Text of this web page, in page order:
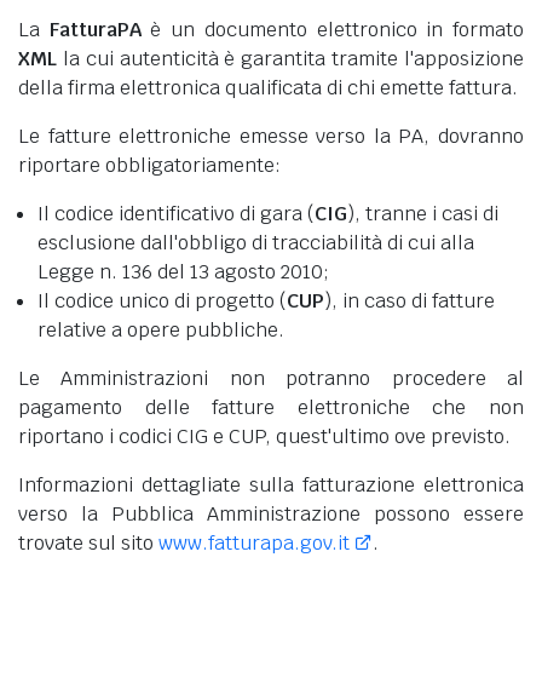
La FatturaPAè un documento elettronico in formato
XML la cui autenticità è garantita tramite l'apposizione
della firma elettronica qualificata di chi emette fattura.
Le fatture elettroniche emesse verso la PA, dovranno
riportare obbligatoriamente:
Il codice identificativo di gara (CIG), tranne i casi di
esclusione dall'obbligo di tracciabilità di cui alla
Legge n. 136 del 13 agosto 2010;
Il codice unico di progetto (CUP), in caso di fatture
relative a opere pubbliche.
Le Amministrazioni non potranno procedere al
pagamento delle fatture elettroniche che non
riportano i codici CIG e CUP, quest'ultimo ove previsto.
Informazioni dettagliate sulla fatturazione elettronica
verso la Pubblica Amministrazione possono essere
trovate sul sito www.fatturapa.gov.it .